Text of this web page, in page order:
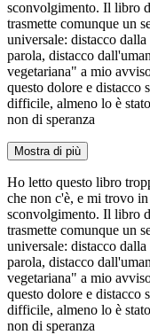
sconvolgimento. Il libro
trasmette comunque un
universale: distacco
parola, distacco
vegetariana" a mio
questo dolore e distacco
difficile, almeno lo è
non di speranza
Mostra di più
Ho letto questo libro
che non c'è, e mi trovo
sconvolgimento. Il libro
trasmette comunque un
universale: distacco
parola, distacco
vegetariana" a mio
questo dolore e distacco
difficile, almeno lo è
non di speranza